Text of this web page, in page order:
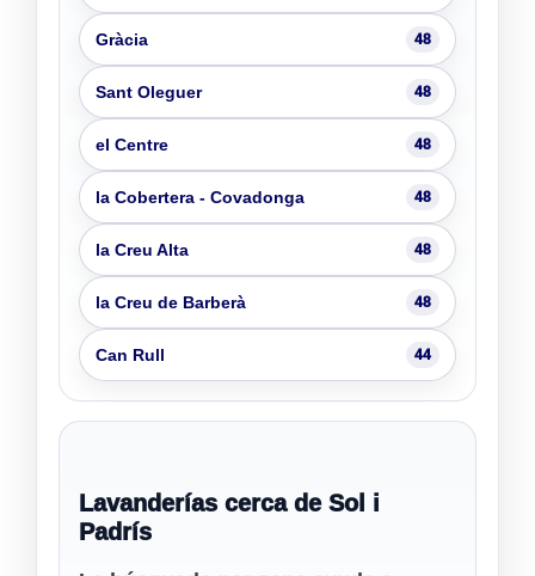
Gràcia 48
Sant Oleguer 48
el Centre 48
la Cobertera - Covadonga 48
la Creu Alta 48
la Creu de Barberà 48
Can Rull 44
Lavanderías cerca de Sol i
Padrís